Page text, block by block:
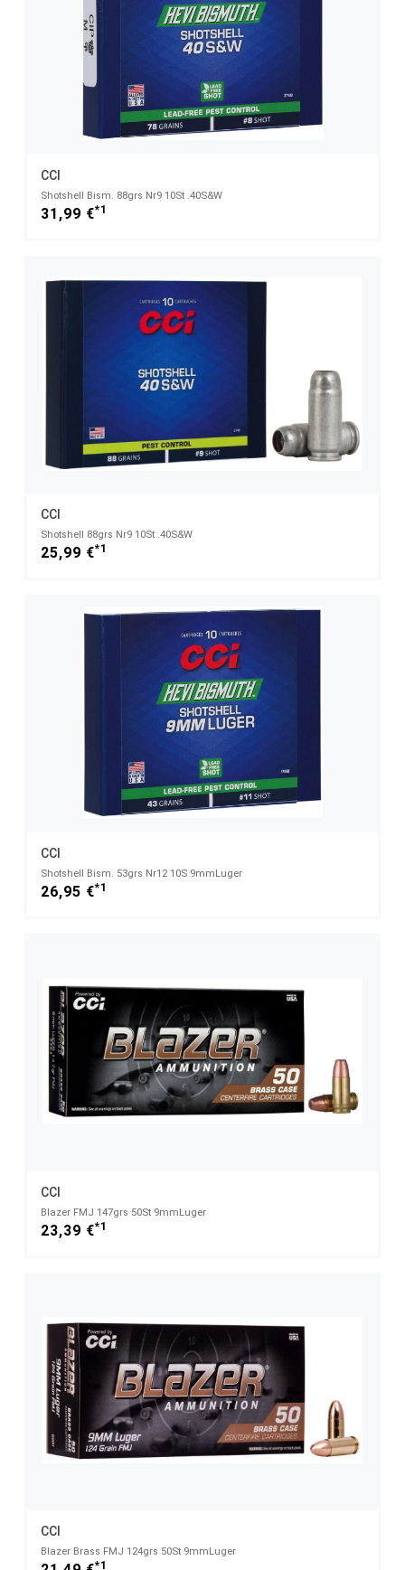
CCI
Shotshell Bism. 88grs Nr9 10St .40S&W
31,99 €*1
CCI
Shotshell 88grs Nr9 10St .40S&W
25,99 €*1
CCI
Shotshell Bism. 53grs Nr12 10S 9mmLuger
26,95 €*1
CCI
Blazer FMJ 147grs 50St 9mmLuger
23,39 €*1
CCI
Blazer Brass FMJ 124grs 50St 9mmLuger
*1